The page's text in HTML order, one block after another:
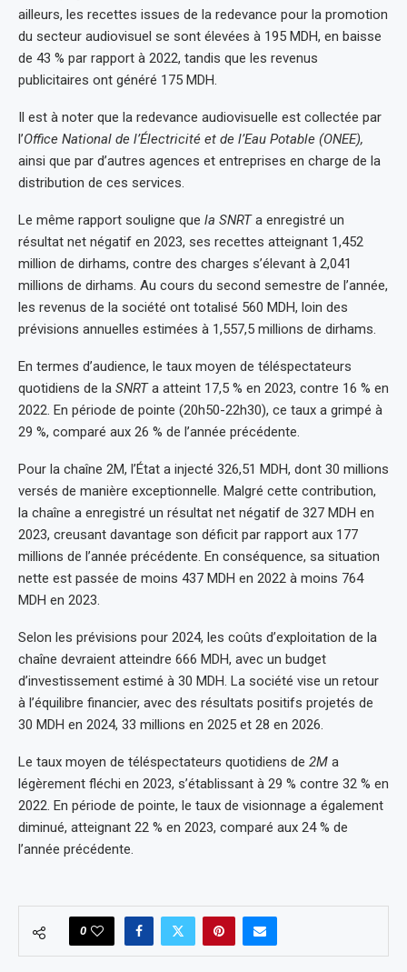
ailleurs, les recettes issues de la redevance pour la promotion
du secteur audiovisuel se sont élevées à 195 MDH, en baisse
de 43 % par rapport à 2022, tandis que les revenus
publicitaires ont généré 175 MDH.
Il est à noter que la redevance audiovisuelle est collectée par
l’Office National de l’Électricité et de l’Eau Potable (ONEE),
ainsi que par d’autres agences et entreprises en charge de la
distribution de ces services.
Le même rapport souligne que la SNRTa enregistré un
résultat net négatif en 2023, ses recettes atteignant 1,452
million de dirhams, contre des charges s’élevant à 2,041
millions de dirhams. Au cours du second semestre de l’année,
les revenus de la société ont totalisé 560 MDH, loin des
prévisions annuelles estimées à 1,557,5 millions de dirhams.
En termes d’audience, le taux moyen de téléspectateurs
quotidiens de la SNRTa atteint 17,5 % en 2023, contre 16 % en
2022. En période de pointe (20h50-22h30), ce taux a grimpé à
29 %, comparé aux 26 % de l’année précédente.
Pour la chaîne 2M, l’État a injecté 326,51 MDH, dont 30 millions
versés de manière exceptionnelle. Malgré cette contribution,
la chaîne a enregistré un résultat net négatif de 327 MDH en
2023, creusant davantage son déficit par rapport aux 177
millions de l’année précédente. En conséquence, sa situation
nette est passée de moins 437 MDH en 2022 à moins 764
MDH en 2023.
Selon les prévisions pour 2024, les coûts d’exploitation de la
chaîne devraient atteindre 666 MDH, avec un budget
d’investissement estimé à 30 MDH. La société vise un retour
à l’équilibre financier, avec des résultats positifs projetés de
30 MDH en 2024, 33 millions en 2025 et 28 en 2026.
Le taux moyen de téléspectateurs quotidiens de 2M a
légèrement fléchi en 2023, s’établissant à 29 % contre 32 % en
2022. En période de pointe, le taux de visionnage a également
diminué, atteignant 22 % en 2023, comparé aux 24 % de
l’année précédente.
0